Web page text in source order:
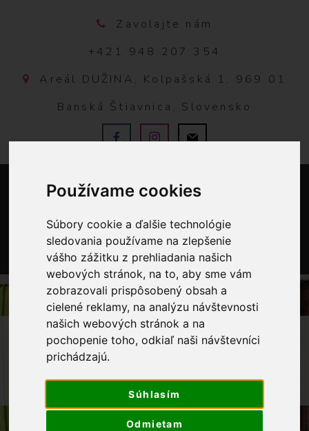
Používame cookies
Súbory cookie a ďalšie technológie
sledovania používame na zlepšenie
vášho zážitku z prehliadania našich
webových stránok, na to, aby sme vám
zobrazovali prispôsobený obsah a
cielené reklamy, na analýzu návštevnosti
našich webových stránok a na
pochopenie toho, odkiaľ naši návštevníci
prichádzajú.
Súhlasím
Odmietam
Zavolajte nám
+421 948 207 354
Areál DUŽINA, Kolpašská 1, 969 01
Banská Štiavnica, Slovensko
0
OBCHOD BYTOVÝ TEXTIL A DEKORÁCIE
OBLIEČKY VANKÚŠE
GOBELÍNOVÁ OBLIEČKA NA VANKÚŠIK
CHENILLE 42X42 -MARGARÉTKY